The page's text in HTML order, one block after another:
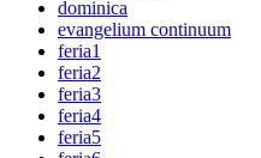
dominica
evangelium continuum
feria1
feria2
feria3
feria4
feria5